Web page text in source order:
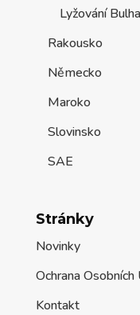
Lyžování
Rakousko
Německo
Maroko
Slovinsko
SAE
Stránky
Novinky
Ochrana Osobních
Kontakt